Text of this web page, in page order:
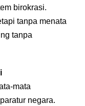
birokrasi.
tanpa menata
tanpa
mata
negara.